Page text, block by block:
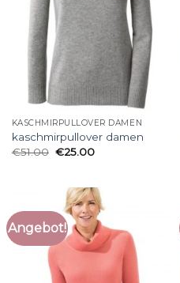
KASCHMIRPULLOVER DAMEN
kaschmirpullover damen
€51.00 €25.00
Angebot!